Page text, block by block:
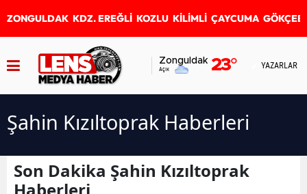
ZONGULDAK KDZ. EREĞLİ KOZLU KİLİMLİ ÇAYCUMA
Zonguldak
Açık 23° YAZARLAR
Şahin Kızıltoprak Haberleri
Son Dakika Şahin Kızıltoprak